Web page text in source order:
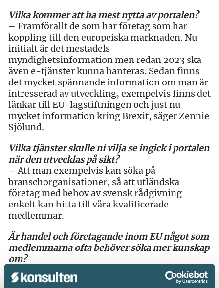
Vilka kommer att ha mest nytta av portalen?
– Framförallt de som har företag som har
koppling till den europeiska marknaden. Nu
initialt är det mestadels
myndighetsinformation men redan 2023 ska
även e-tjänster kunna hanteras. Sedan finns
det mycket spännande information om man är
intresserad av utveckling, exempelvis finns det
länkar till EU-lagstiftningen och just nu
mycket information kring Brexit, säger Zennie
Sjölund.
Vilka tjänster skulle ni vilja se ingick i portalen
när den utvecklas på sikt?
– Att man exempelvis kan söka på
branschorganisationer, så att utländska
företag med behov av svensk rådgivning
enkelt kan hitta till våra kvalificerade
medlemmar.
Är handel och företagande inom EU något som
medlemmarna ofta behöver söka mer kunskap
om?
– Det beror alldeles på bransch. GDPR eller
förutsättningarna för arbetstid, utstationerade